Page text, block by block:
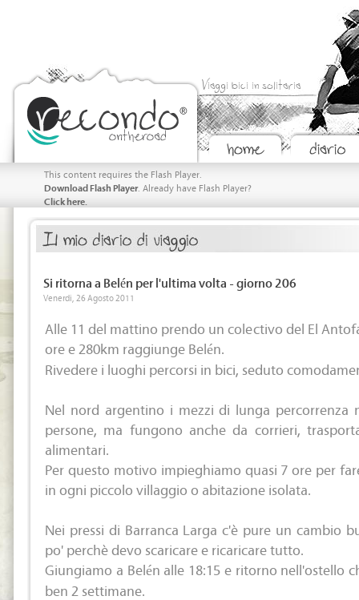
Viaggi bici in solitaria
This content requires the Flash Player.
Download Flash Player. Already have Flash Player?
Click here.
Si ritorna a Belén per l'ultima volta - giorno 206
Venerdi, 26 Agosto 2011
Alle 11 del mattino prendo un colectivo del El
ore e 280km raggiunge Belén.
Rivedere i luoghi percorsi in bici, seduto
Nel nord argentino i mezzi di lunga percorrenza
persone, ma fungono anche da corrieri,
alimentari.
Per questo motivo impieghiamo quasi 7 ore per
in ogni piccolo villaggio o abitazione isolata.
Nei pressi di Barranca Larga c'è pure un cambio
po' perchè devo scaricare e ricaricare tutto.
Giungiamo a Belén alle 18:15 e ritorno nell'ostello
ben 2 settimane.